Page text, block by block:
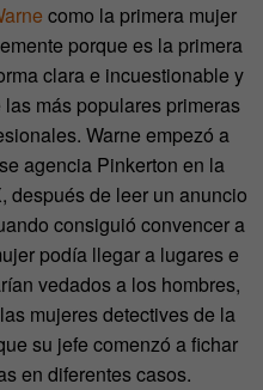
como la primera mujer
porque es la primera
clara e incuestionable y
más populares primeras
Warne empezó a
agencia Pinkerton en la
después de leer un anuncio
consiguió convencer a
podía llegar a lugares e
vedados a los hombres,
mujeres detectives de la
su jefe comenzó a fichar
en diferentes casos.